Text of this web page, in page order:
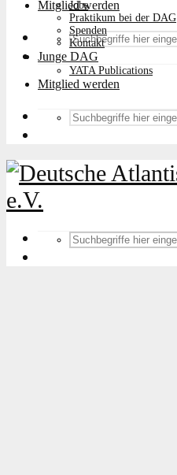
Mitglied werden
Jobs
Praktikum bei der DAG
Spenden
Kontakt
Junge DAG
YATA Publications
Mitglied werden